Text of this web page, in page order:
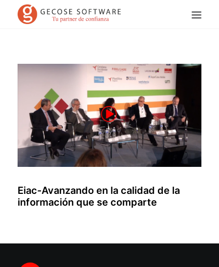
Search
Eiac-Avanzando en la calidad de la
información que se comparte